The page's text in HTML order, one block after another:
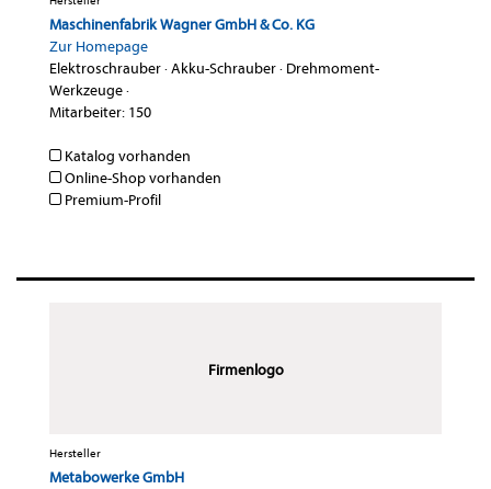
Maschinenfabrik Wagner GmbH & Co. KG
Zur Homepage
Elektroschrauber·Akku-Schrauber· Drehmoment-
Werkzeuge·
Mitarbeiter: 150
Katalog vorhanden
Online-Shop vorhanden
Premium-Profil
Firmenlogo
Hersteller
Metabowerke GmbH